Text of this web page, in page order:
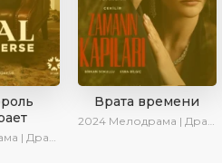
| Turok1990 | Новинки | Сериалы 2025
Врата времени
2024 Мелодрама | Драма | Сериалы 2024